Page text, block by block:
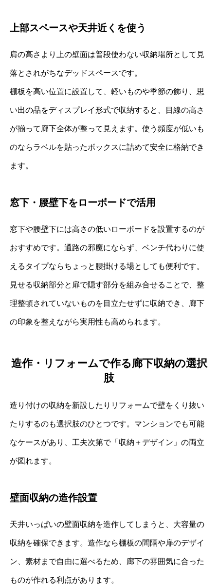
上部スペースや天井近くを使う
肩の高さより上の壁面は普段使わない収納場所として見
落とされがちなデッドスペースです。
棚板を高い位置に設置して、軽いものや季節の飾り、思
い出の品をディスプレイ形式で収納すると、目線の高さ
が揃って廊下全体が整って見えます。使う頻度が低いも
のならラベルを貼ったボックスに詰めて安全に格納でき
ます。
窓下・腰壁下をローボードで活用
窓下や腰壁下には高さの低いローボードを設置するのが
おすすめです。通路の邪魔にならず、ベンチ代わりに使
えるタイプならちょっと腰掛ける場としても便利です。
見せる収納部分と扉で隠す部分を組み合せることで、整
理整頓されていないものを目立たせずに収納でき、廊下
の印象を整えながら実用性も高められます。
造作・リフォームで作る廊下収納の選択
肢
造り付けの収納を新設したりリフォームで壁をくり抜い
たりするのも選択肢のひとつです。マンションでも可能
なケースがあり、工夫次第で「収納＋デザイン」の両立
が図れます。
壁面収納の造作設置
天井いっぱいの壁面収納を造作してしまうと、大容量の
収納を確保できます。造作なら棚板の間隔や扉のデザイ
ン、素材まで自由に選べるため、廊下の雰囲気に合った
ものが作れる利点があります。